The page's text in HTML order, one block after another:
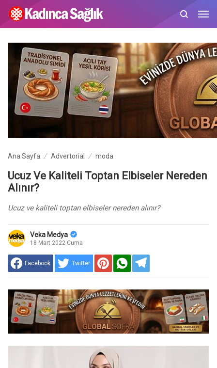
Ana Sayfa Advertorial moda
Ucuz Ve Kaliteli Toptan Elbiseler Nereden
Alınır?
Ucuz ve kaliteli toptan elbiseler nereden alınır?
Veka Medya
18 Mart 2022 Cuma
Facebook Twitter